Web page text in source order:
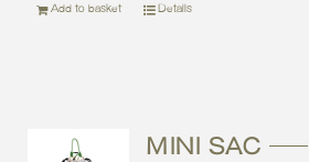
Add to basket Details
MINI SAC –